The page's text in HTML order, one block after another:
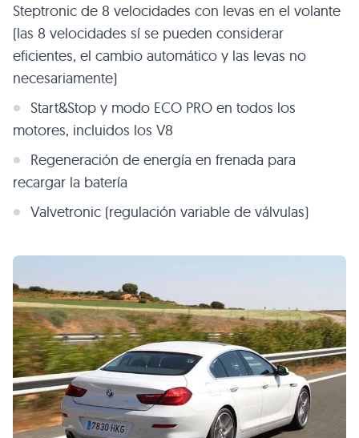
Steptronic de 8 velocidades con levas en el volante
(las 8 velocidades sí se pueden considerar
eficientes, el cambio automático y las levas no
necesariamente)
Start&Stop y modo ECO PRO en todos los
motores, incluidos los V8
Regeneración de energía en frenada para
recargar la batería
Valvetronic (regulación variable de válvulas)